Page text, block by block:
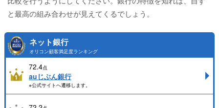
と最高の組み合わせが見えてくるでしょう。
ネット銀行
オリコン顧客満足度ランキング
72.4点
auじぶん銀行
※公式サイトへ遷移します。